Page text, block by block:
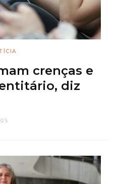
crenças e
diz